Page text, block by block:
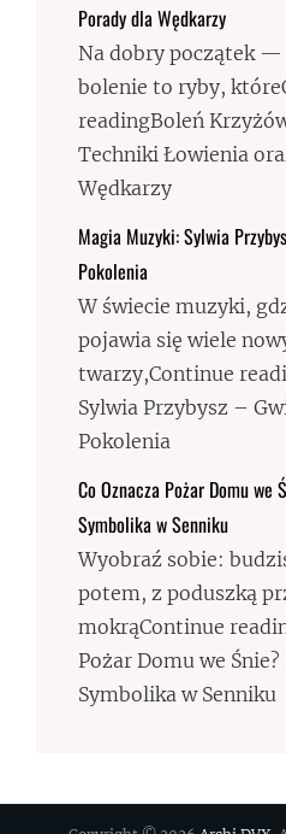
Porady dla Wędkarzy
Na dobry początek —
bolenie to ryby,
readingBoleń
Techniki Łowienia
Wędkarzy
Magia Muzyki: Sylwia
Pokolenia
W świecie muzyki,
pojawia się wiele
twarzy,Continue
Sylwia Przybysz –
Pokolenia
Co Oznacza Pożar Domu
Symbolika w Senniku
Wyobraź sobie:
potem, z poduszką
mokrąContinue
Pożar Domu we
Symbolika w Senniku